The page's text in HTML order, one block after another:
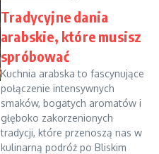
Tradycyjne dania
arabskie, które musisz
spróbować
Kuchnia arabska to fascynujące
połączenie intensywnych
smaków, bogatych aromatów i
głęboko zakorzenionych
tradycji, które przenoszą nas w
kulinarną podróż po Bliskim